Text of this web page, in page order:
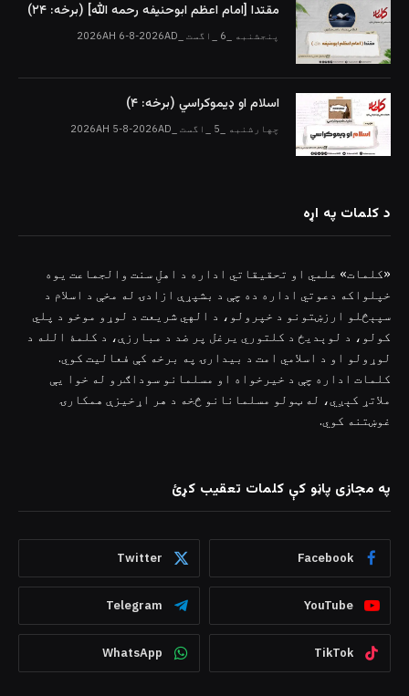
مقتدا [امام اعظم ابوحنیفه رحمه الله‎] (برخه: ۲۴)
پنجشنبه _6 _اگست _2026AH 6-8-2026AD
اسلام او ډیموکراسي (برخه: ۴)
چهارشنبه _5 _اگست _2026AH 5-8-2026AD
د کلمات په اړه
«کلمات» علمي او تحقیقاتي اداره د اهلِ سنت والجماعت یوه
خپلواکه دعوتي اداره ده چې د بشپړې ازادۍ له مخې د اسلام د
سپېڅلو ارزښتونو د خپرولو، د الهي شریعت د لوړو موخو د پلي
کولو، د لوېدیځ د کلتوري یرغل پر ضد د مبارزې، د کلمۀ الله د
لوړولو او د اسلامي امت د بیدارۍ په برخه کې فعالیت کوي.
کلمات اداره چې د خیرخواه او مسلمانو سوداګرو له خوا یې
ملاتړ کېږي، له ټولو مسلمانانو څخه د هر اړخیزې همکارۍ
غوښتنه کوي.
په مجازی پاڼو کې کلمات تعقیب کړئ
Facebook
Twitter
YouTube
Telegram
TikTok
WhatsApp